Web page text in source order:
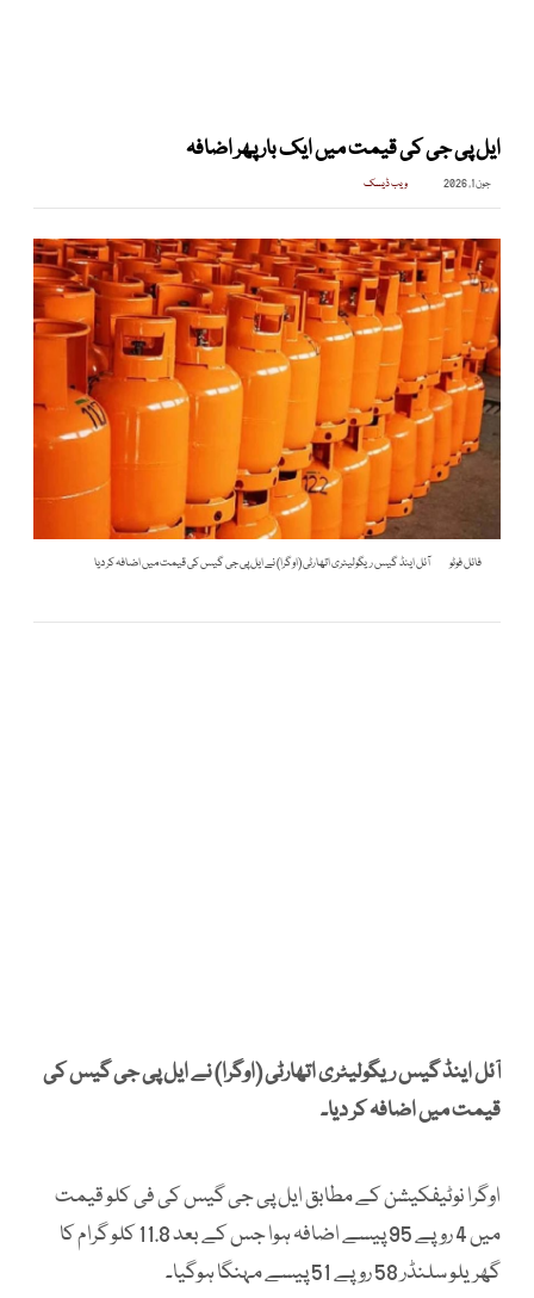
ایل پی جی کی قیمت میں ایک بار پھر اضافہ
جون 1, 2026 ویب ڈیسک
فائل فوٹو آئل اینڈ گیس ریگولیٹری اتھارٹی (اوگرا) نے ایل پی جی گیس کی قیمت میں اضافہ کر دیا
آئل اینڈ گیس ریگولیٹری اتھارٹی (اوگرا) نے ایل پی جی گیس کی
قیمت میں اضافہ کر دیا۔
اوگرا نوٹیفکیشن کے مطابق ایل پی جی گیس کی فی کلو قیمت
میں 4 روپے 95 پیسے اضافہ ہوا جس کے بعد 11.8 کلو گرام کا
گھریلو سلنڈر 58 روپے 51 پیسے مہنگا ہوگیا۔